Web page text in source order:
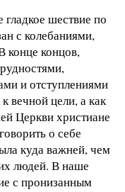
шествие по
с колебаниями,
конце концов,
и отступлениями
вечной цели, а как
Церкви христиане
о себе
куда важней, чем
людей. В наше
с пронизанным